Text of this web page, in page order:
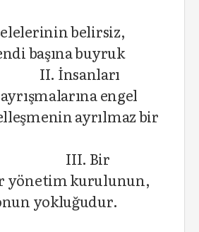
belirsiz,
başına buyruk
II. İnsanları
engel
ayrılmaz bir
Bir
yönetim kurulunun,
yokluğudur.